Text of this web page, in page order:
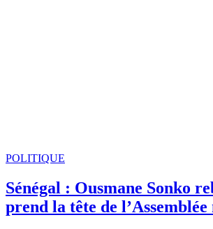
POLITIQUE
Sénégal : Ousmane Sonko
prend la tête de